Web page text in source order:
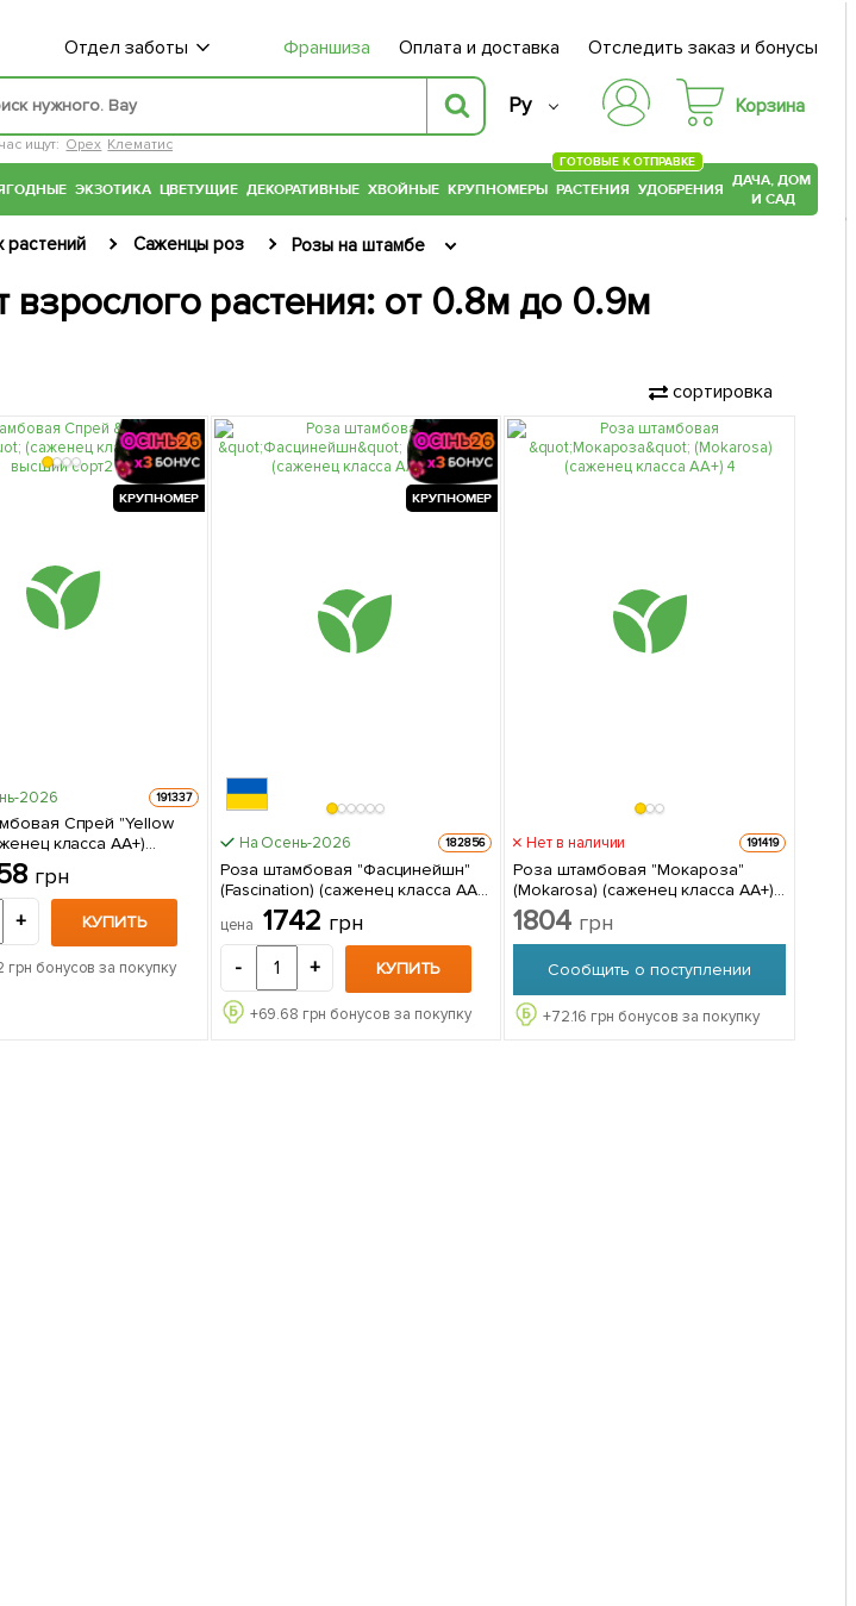
Отдел заботы Франшиза Оплата и доставка Отследить заказ и бонусы
ищут: Орех Клематис
Ру Корзина
ЭКЗОТИКА ЦВЕТУЩИЕ ДЕКОРАТИВНЫЕ ХВОЙНЫЕ КРУПНОМЕРЫ РАСТЕНИЯ
ГОТОВЫЕ К ОТПРАВКЕ
УДОБРЕНИЯ ДАЧА, ДОМ
И САД
растений Саженцы роз Розы на штамбе
растения: от 0.8м до 0.9м
сортировка
КРУПНОМЕР
2026 191337
Спрей "Yellow
класса АА+)
в грн
+ КУПИТЬ
грн бонусов за покупку
КРУПНОМЕР
На Осень-2026 182856
Роза штамбовая "Фасцинейшн"
(Fascination) (саженец класса АА+)
1 саженец в упаковке
цена 1742 грн
- + КУПИТЬ
+69.68 грн бонусов за покупку
Нет в наличии 191419
Роза штамбовая "Мокароза"
(Mokarosa) (саженец класса АА+) 1
саженец в упаковке
1804 грн
Сообщить о поступлении
+72.16 грн бонусов за покупку